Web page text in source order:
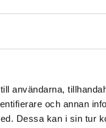
användarna,
och annan
Dessa kan i sin tur
M
– och inte